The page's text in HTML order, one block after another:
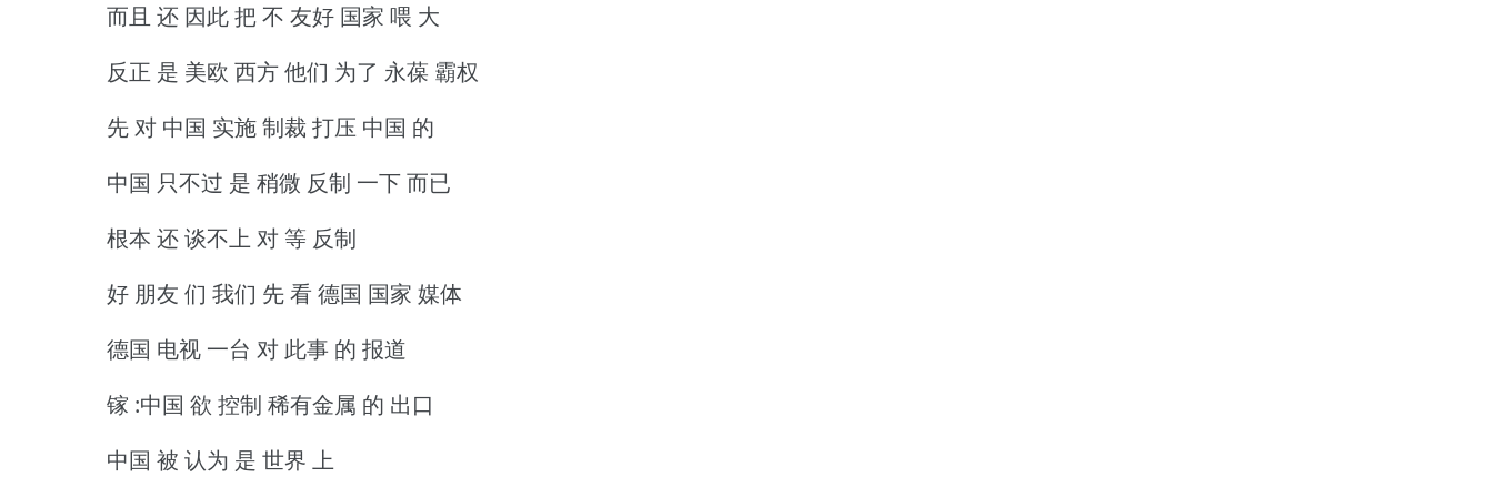
而且 还 因此 把 不 友好 国家 喂 大
反正 是 美欧 西方 他们 为了 永葆 霸权
先 对 中国 实施 制裁 打压 中国 的
中国 只不过 是 稍微 反制 一下 而已
根本 还 谈不上 对 等 反制
好 朋友 们 我们 先 看 德国 国家 媒体
德国 电视 一台 对 此事 的 报道
镓 :中国 欲 控制 稀有金属 的 出口
中国 被 认为 是 世界 上